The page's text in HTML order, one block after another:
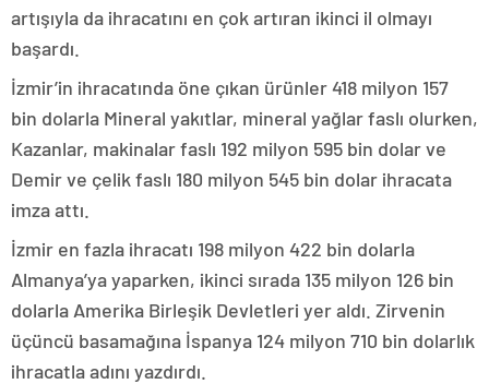
artışıyla da ihracatını en çok artıran ikinci il olmayı
başardı.
İzmir’in ihracatında öne çıkan ürünler 418 milyon 157
bin dolarla Mineral yakıtlar, mineral yağlar faslı olurken,
Kazanlar, makinalar faslı 192 milyon 595 bin dolar ve
Demir ve çelik faslı 180 milyon 545 bin dolar ihracata
imza attı.
İzmir en fazla ihracatı 198 milyon 422 bin dolarla
Almanya’ya yaparken, ikinci sırada 135 milyon 126 bin
dolarla Amerika Birleşik Devletleri yer aldı. Zirvenin
üçüncü basamağına İspanya 124 milyon 710 bin dolarlık
ihracatla adını yazdırdı.